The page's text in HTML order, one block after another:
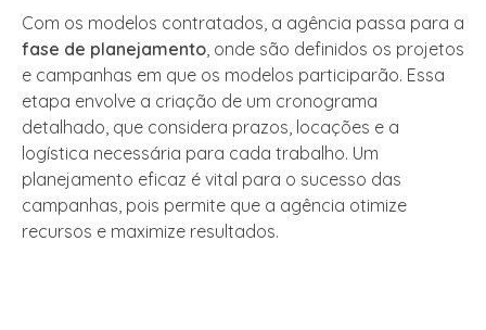
Com os modelos contratados, a agência passa para a
fase de planejamento, onde são definidos os projetos
e campanhas em que os modelos participarão. Essa
etapa envolve a criação de um cronograma
detalhado, que considera prazos, locações e a
logística necessária para cada trabalho. Um
planejamento eficaz é vital para o sucesso das
campanhas, pois permite que a agência otimize
recursos e maximize resultados.